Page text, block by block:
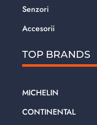
Senzori
Accesorii
TOP BRANDS
MICHELIN
CONTINENTAL